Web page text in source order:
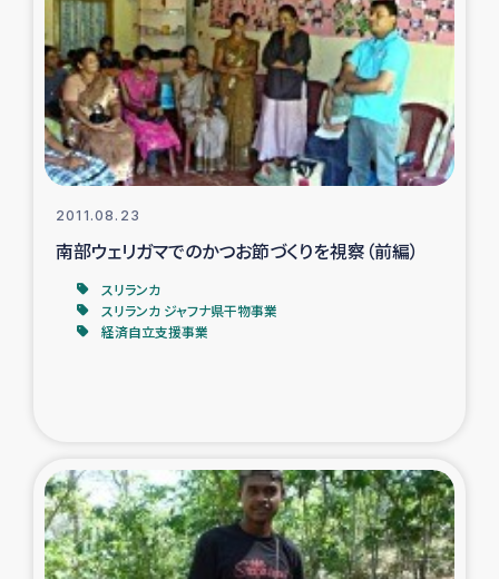
トルコ・シリア地震被災者支援
デニヤヤ小規模紅茶農家支援
コーヒー生産者支援
アイナロ県マウベシ郡でのコーヒー畑改善事業
ベイルート大規模爆発被災者支援
女性の生計向上支援
2011.08.23
南部ウェリガマでのかつお節づくりを視察（前編）
スリランカ
スリランカ ジャフナ県干物事業
経済自立支援事業